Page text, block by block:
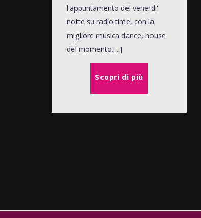
l'appuntamento del venerdi'
notte su radio time, con la
migliore musica dance, house
del momento.[...]
Scopri di più